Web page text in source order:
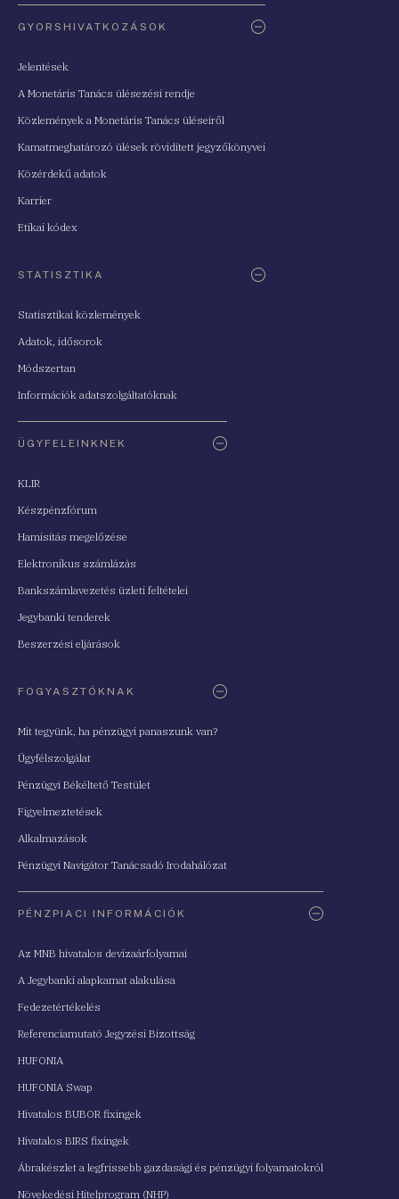
GYORSHIVATKOZÁSOK
Jelentések
A Monetáris Tanács ülésezési rendje
Közlemények a Monetáris Tanács üléseiről
Kamatmeghatározó ülések rövidített jegyzőkönyvei
Közérdekű adatok
Karrier
Etikai kódex
STATISZTIKA
Statisztikai közlemények
Adatok, idősorok
Módszertan
Információk adatszolgáltatóknak
ÜGYFELEINKNEK
KLIR
Készpénzfórum
Hamisítás megelőzése
Elektronikus számlázás
Bankszámlavezetés üzleti feltételei
Jegybanki tenderek
Beszerzési eljárások
FOGYASZTÓKNAK
Mit tegyünk, ha pénzügyi panaszunk van?
Ügyfélszolgálat
Pénzügyi Békéltető Testület
Figyelmeztetések
Alkalmazások
Pénzügyi Navigátor Tanácsadó Irodahálózat
PÉNZPIACI INFORMÁCIÓK
Az MNB hivatalos devizaárfolyamai
A Jegybanki alapkamat alakulása
Fedezetértékelés
Referenciamutató Jegyzési Bizottság
HUFONIA
HUFONIA Swap
Hivatalos BUBOR fixingek
Hivatalos BIRS fixingek
Ábrakészlet a legfrissebb gazdasági és pénzügyi folyamatokról
Növekedési Hitelprogram (NHP)